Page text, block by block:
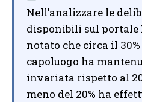
Nell’analizzare le
disponibili sul portale
notato che circa il
capoluogo ha
invariata rispetto al
meno del 20% ha